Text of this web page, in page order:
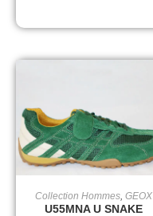
CHOIX DES OPTIONS
Collection Hommes, GEOX
U55MNA U SNAKE